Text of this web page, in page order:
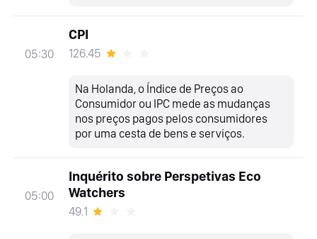
05:30
CPI
126.45
Na Holanda, o Índice de Preços ao
Consumidor ou IPC mede as mudanças
nos preços pagos pelos consumidores
por uma cesta de bens e serviços.
05:00
Inquérito sobre Perspetivas Eco
Watchers
49.1